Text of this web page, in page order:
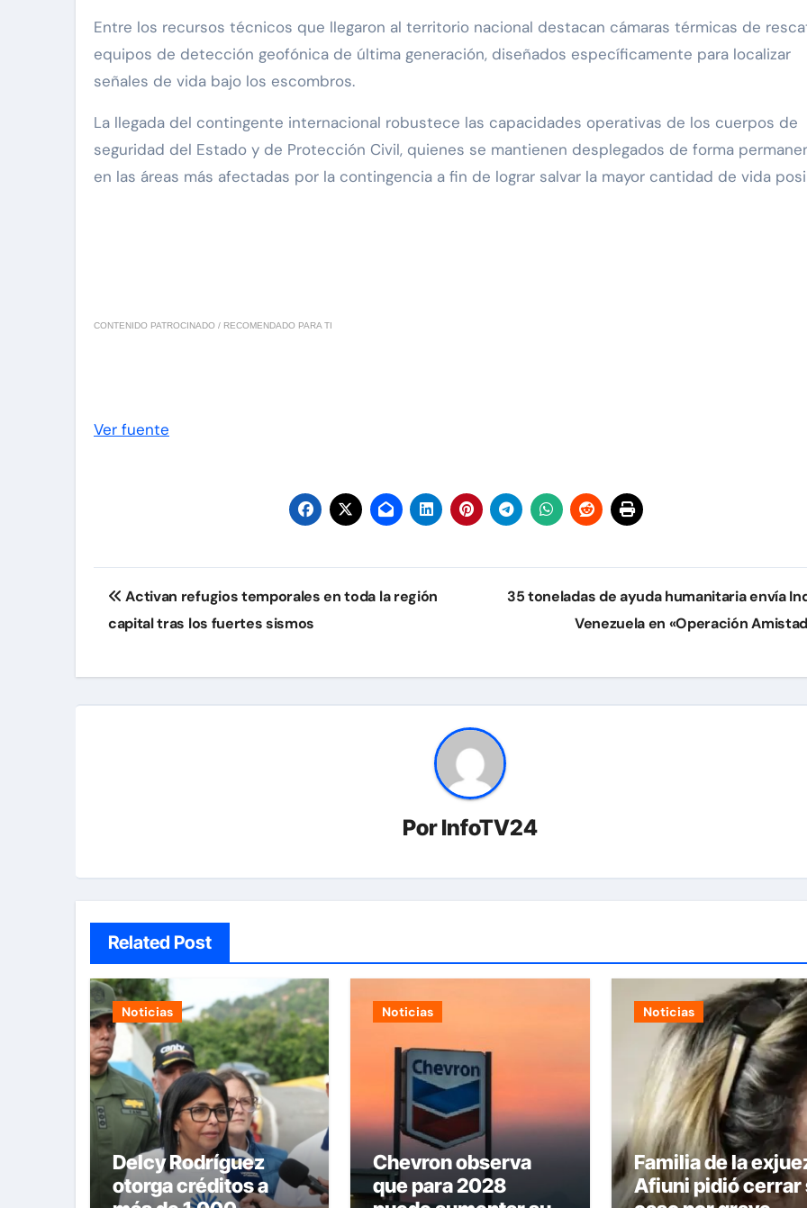
Entre los recursos técnicos que llegaron al territorio nacional destacan cámaras térmicas de
equipos de detección geofónica de última generación, diseñados específicamente para localizar
señales de vida bajo los escombros.
La llegada del contingente internacional robustece las capacidades operativas de los cuerpos de
seguridad del Estado y de Protección Civil, quienes se mantienen desplegados de forma
en las áreas más afectadas por la contingencia a fin de lograr salvar la mayor cantidad de vida
CONTENIDO PATROCINADO / RECOMENDADO PARA TI
Ver fuente
Navegación
de
Activan refugios temporales en toda la región
capital tras los fuertes sismos
35 toneladas de ayuda humanitaria envía
Venezuela en «Operación
PorInfoTV24
Related Post
Noticias
Delcy Rodríguez
otorga créditos a
Noticias
Chevron observa
que para 2028
Noticias
Familia de la
Afiuni pidió cerrar